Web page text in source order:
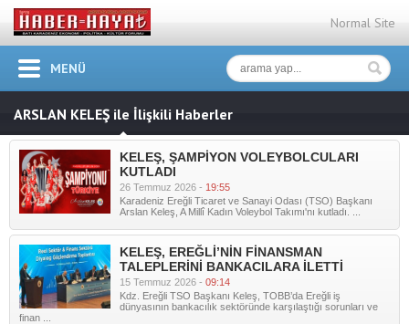
Normal Site
MENÜ
ARSLAN KELEŞ ile İlişkili Haberler
KELEŞ, ŞAMPİYON VOLEYBOLCULARI
KUTLADI
26 Temmuz 2026 - 19:55
Karadeniz Ereğli Ticaret ve Sanayi Odası (TSO) Başkanı
Arslan Keleş, A Millî Kadın Voleybol Takımı'nı kutladı. ...
KELEŞ, EREĞLİ’NİN FİNANSMAN
TALEPLERİNİ BANKACILARA İLETTİ
15 Temmuz 2026 - 09:14
Kdz. Ereğli TSO Başkanı Keleş, TOBB’da Ereğli iş
dünyasının bankacılık sektöründe karşılaştığı sorunları ve
finan ...